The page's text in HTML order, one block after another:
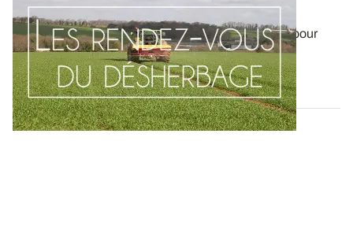
adapter la stratégie à la flore présente
Retrouvez les stratégies de désherbage possibles pour
lever la concurrence des mauvaises...
14 AVR. 2016